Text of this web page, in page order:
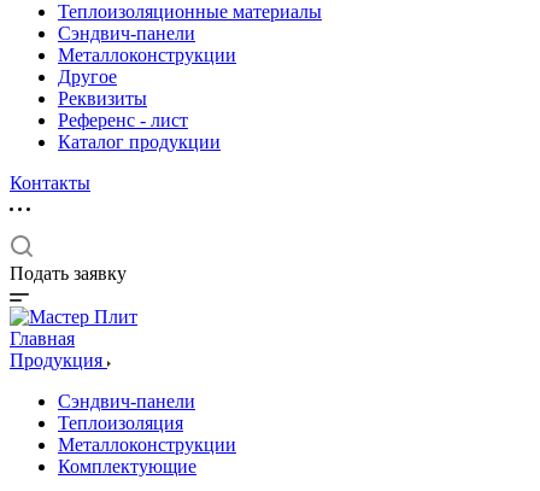
Теплоизоляционные материалы
Сэндвич-панели
Металлоконструкции
Другое
Реквизиты
Референс - лист
Каталог продукции
Контакты
Подать заявку
Главная
Продукция
Сэндвич-панели
Теплоизоляция
Металлоконструкции
Комплектующие